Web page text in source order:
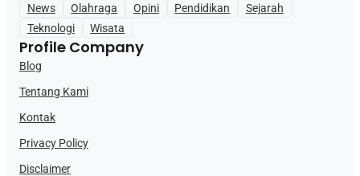
News
Olahraga Opini Pendidikan
Sejarah
Teknologi
Wisata
Profile Company
Blog
Tentang Kami
Kontak
Privacy Policy
Disclaimer